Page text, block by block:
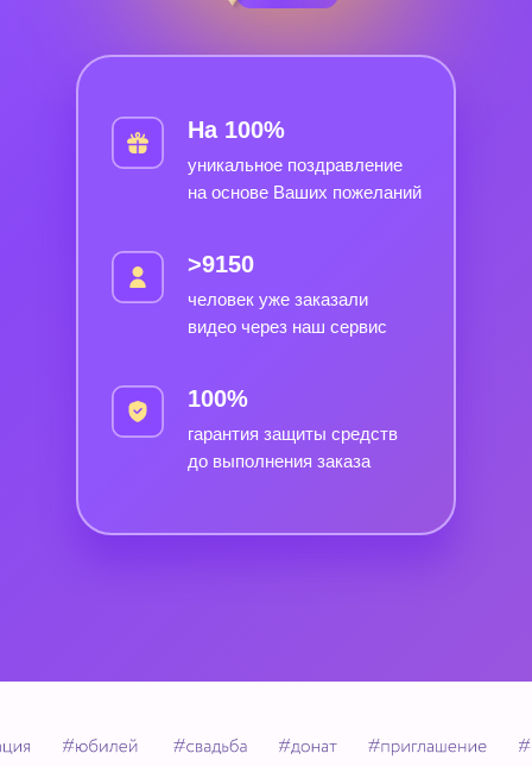
уникальное поздравление
на основе Ваших пожеланий
На 100%
человек уже заказали
видео через наш сервис
>9150
гарантия защиты средств
до выполнения заказа
100%